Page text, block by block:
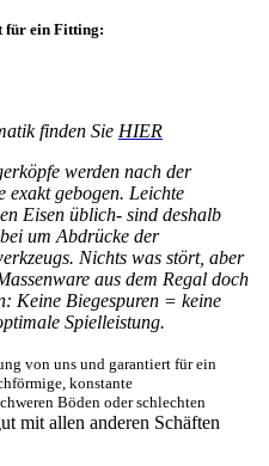
für ein Fitting:
finden Sie HIER
werden nach der
exakt gebogen. Leichte
Eisen üblich- sind deshalb
um Abdrücke der
Nichts was stört, aber
aus dem Regal doch
Keine Biegespuren = keine
Spielleistung.
von uns und garantiert für ein
konstante
Böden oder schlechten
mit allen anderen Schäften